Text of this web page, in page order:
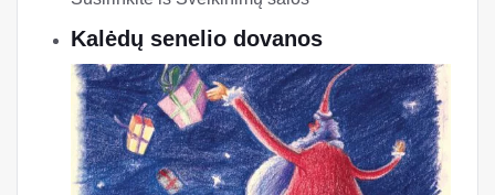
Kalėdų senelio dovanos